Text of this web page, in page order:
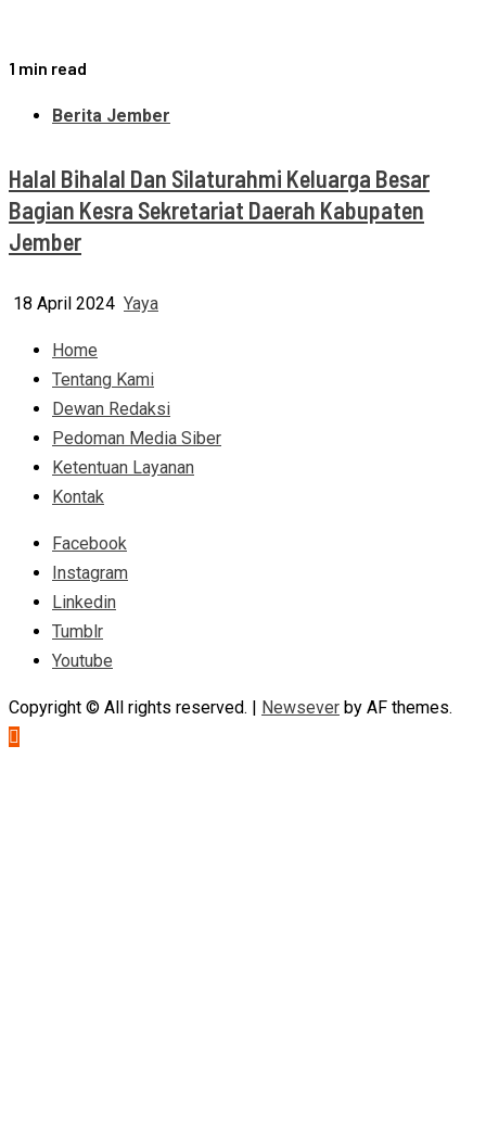
1 min read
Berita Jember
Halal Bihalal Dan Silaturahmi Keluarga Besar
Bagian Kesra Sekretariat Daerah Kabupaten
Jember
18 April 2024 Yaya
Home
Tentang Kami
Dewan Redaksi
Pedoman Media Siber
Ketentuan Layanan
Kontak
Facebook
Instagram
Linkedin
Tumblr
Youtube
Copyright © All rights reserved. | Newsever by AF themes.